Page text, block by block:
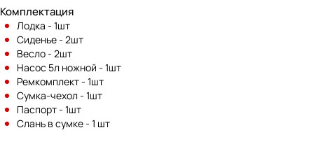
коврик по всей длине лодки, что
улучшает ходовые качества и
защищает борта от истирания.
Любая лодка данной серии в
упакованном виде легко
размещается в багажнике
автомобиля вместе с подвесным
мотором. Сборка и разборка
занимает не более 10-15 минут.
Комплектация
Лодка - 1шт
Сиденье - 2шт
Весло - 2шт
Насос 5л ножной - 1шт
Ремкомплект - 1шт
Сумка-чехол - 1шт
Паспорт - 1шт
Слань в сумке - 1 шт